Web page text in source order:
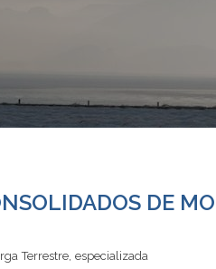
DE
Terrestre, especializada